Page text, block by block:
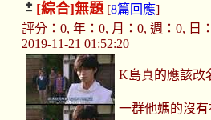
[綜合]無題[8篇回應]
評分：0, 年：0, 月：0, 週：0, 日
2019-11-21 01:52:20
K島真的應該改
一群他媽的沒